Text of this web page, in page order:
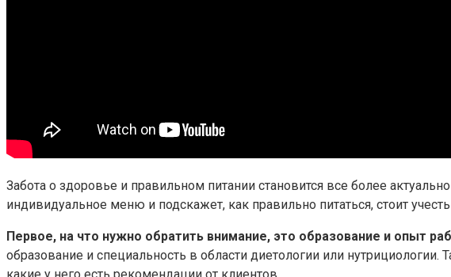
Забота о здоровье и правильном питании становится все более
индивидуальное меню и подскажет, как правильно питаться, стоит
Первое, на что нужно обратить внимание, это образование и опыт
образование и специальность в области диетологии или